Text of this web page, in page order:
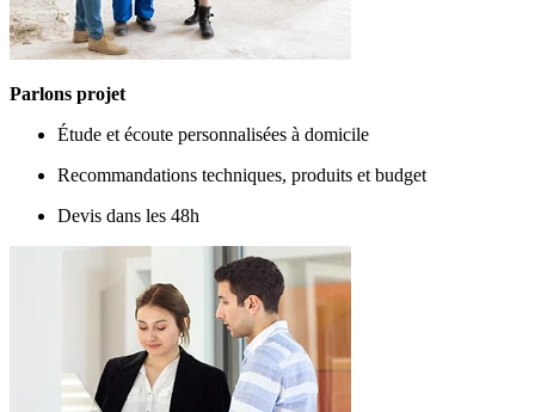
Parlons projet
Étude et écoute personnalisées à domicile
Recommandations techniques, produits et budget
Devis dans les 48h